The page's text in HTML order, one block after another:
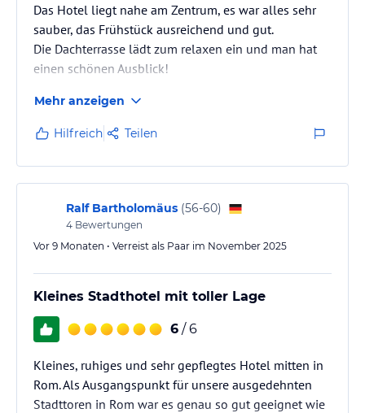
Das Hotel liegt nahe am Zentrum, es war alles sehr
sauber, das Frühstück ausreichend und gut.
Die Dachterrasse lädt zum relaxen ein und man hat
einen schönen Ausblick!
Mehr anzeigen
Hilfreich Teilen
Ralf Bartholomäus (56-60)
4 Bewertungen
Vor 9 Monaten • Verreist als Paar im November 2025
Kleines Stadthotel mit toller Lage
6 / 6
Kleines, ruhiges und sehr gepflegtes Hotel mitten in
Rom. Als Ausgangspunkt für unsere ausgedehnten
Stadttoren in Rom war es genau so gut geeignet wie